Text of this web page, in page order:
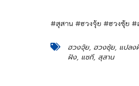
#สุสาน #ฮวงจุ้ย #ฮวงซุ้ย #
ฮวงจุ้ย, ฮวงซุ้ย, แปลง
ฝัง, แซกี, สุสาน